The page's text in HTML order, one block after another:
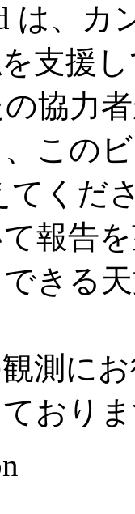
は、カ
支援
協力
この
てくだ
報告
きる
測に
おり